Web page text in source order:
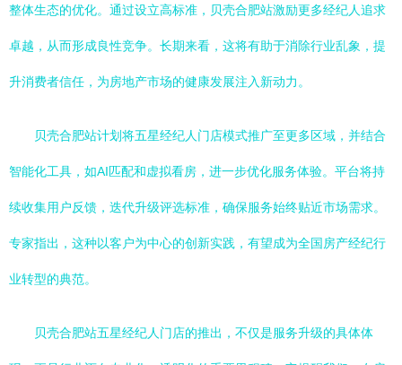
整体生态的优化。通过设立高标准，贝壳合肥站激励更多经纪人追求
卓越，从而形成良性竞争。长期来看，这将有助于消除行业乱象，提
升消费者信任，为房地产市场的健康发展注入新动力。
贝壳合肥站计划将五星经纪人门店模式推广至更多区域，并结合
智能化工具，如AI匹配和虚拟看房，进一步优化服务体验。平台将持
续收集用户反馈，迭代升级评选标准，确保服务始终贴近市场需求。
专家指出，这种以客户为中心的创新实践，有望成为全国房产经纪行
业转型的典范。
贝壳合肥站五星经纪人门店的推出，不仅是服务升级的具体体